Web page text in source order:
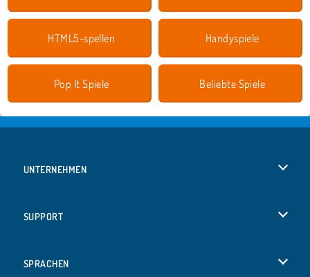
HTML5-spellen Handyspiele
Pop It Spiele Beliebte Spiele
UNTERNEHMEN
SUPPORT
SPRACHEN